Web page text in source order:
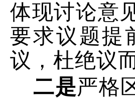
体现讨论意
要求议题提
议，杜绝议
二是严格